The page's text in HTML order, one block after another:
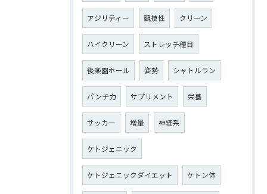
アジリティー 競技性 クリーン
ハイクリーン ストレッチ種目
後楽園ホール 姿勢 シャトルラン
パンチ力 サプリメント 栄養
サッカー 増量 神経系
ケトジェニック
ケトジェニックダイエット ケトン体